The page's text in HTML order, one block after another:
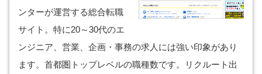
ンターが運営する総合転職
サイト。特に20～30代のエ
ンジニア、営業、企画・事務の求人には強い印象があり
ます。首都圏トップレベルの職種数です。リクルート出